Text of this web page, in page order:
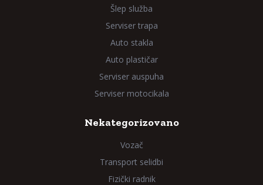
Šlep služba
Serviser trapa
Auto stakla
Auto plastičar
Serviser auspuha
Serviser motocikala
Nekategorizovano
Vozač
Transport selidbi
Fizički radnik